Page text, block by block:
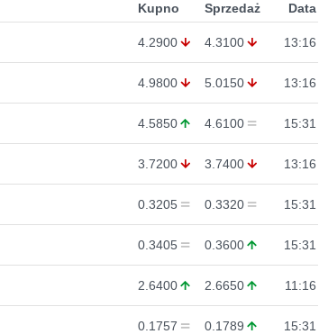
Kupno Sprzedaż Data
4.2900 4.3100 13:16
4.9800 5.0150 13:16
4.5850 4.6100 15:31
3.7200 3.7400 13:16
0.3205 0.3320 15:31
0.3405 0.3600 15:31
2.6400 2.6650 11:16
0.1757 0.1789 15:31